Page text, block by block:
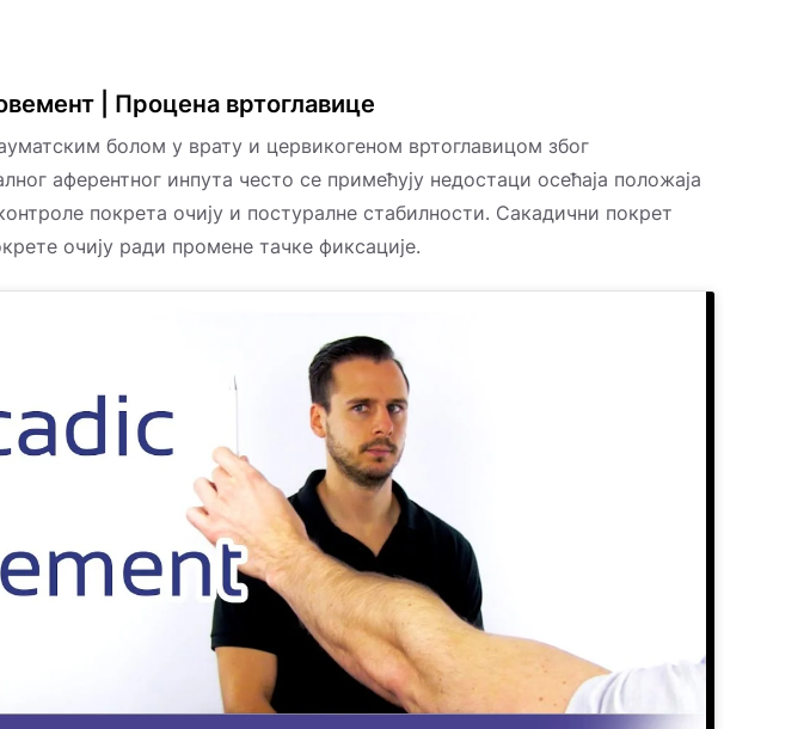
| Процена вртоглавице
болом у врату и цервикогеном вртоглавицом због
аферентног инпута често се примећују недостаци осећаја положаја
покрета очију и постуралне стабилности. Сакадични покрет
очију ради промене тачке фиксације.